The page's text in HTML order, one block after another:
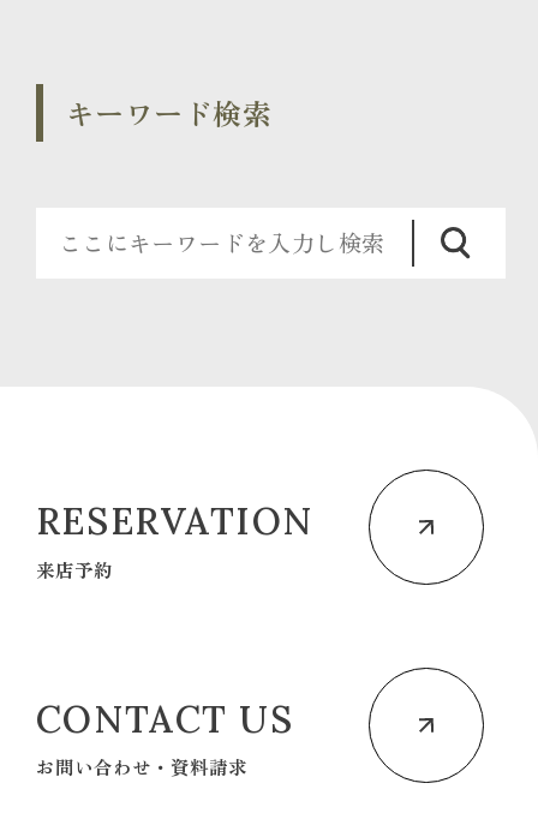
キーワード検索
RESERVATION
来店予約
CONTACT US
お問い合わせ・資料請求